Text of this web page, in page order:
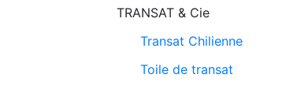
TRANSAT & Cie
Transat Chilienne
Toile de transat